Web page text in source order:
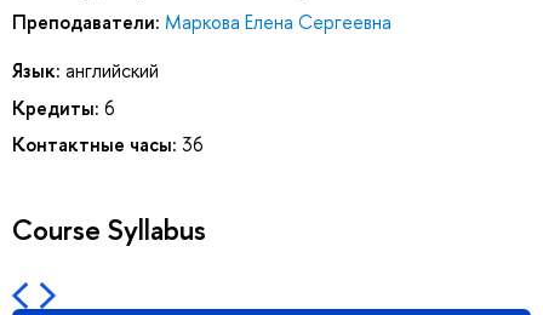
Преподаватели: Маркова Елена Сергеевна
Язык: английский
Кредиты: 6
Контактные часы: 36
Course Syllabus